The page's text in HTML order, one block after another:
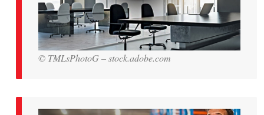
© TMLsPhotoG – stock.adobe.com